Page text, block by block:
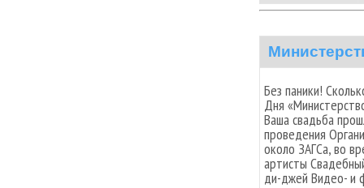
Без паники!
Дня
Ваша свадьба
проведения
около ЗАГСа, во
артисты
ди-джей Видео- и